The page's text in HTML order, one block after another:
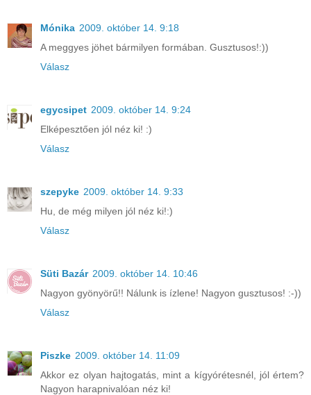
Mónika 2009. október 14. 9:18
A meggyes jöhet bármilyen formában. Gusztusos!:))
Válasz
egycsipet 2009. október 14. 9:24
Elképesztően jól néz ki! :)
Válasz
szepyke 2009. október 14. 9:33
Hu, de még milyen jól néz ki!:)
Válasz
Süti Bazár 2009. október 14. 10:46
Nagyon gyönyörű!! Nálunk is ízlene! Nagyon gusztusos! :-))
Válasz
Piszke 2009. október 14. 11:09
Akkor ez olyan hajtogatás, mint a kígyórétesnél, jól értem?
Nagyon harapnivalóan néz ki!